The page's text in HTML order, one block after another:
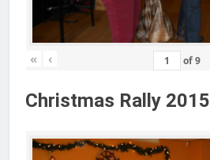
« ‹ of9
Christmas Rally 2015